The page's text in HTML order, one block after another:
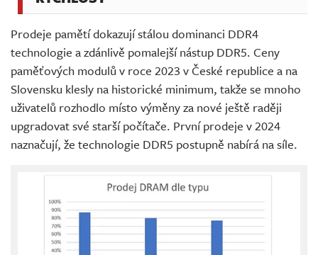
Prodeje pamětí dokazují stálou dominanci DDR4
technologie a zdánlivě pomalejší nástup DDR5. Ceny
paměťových modulů v roce 2023 v České republice a na
Slovensku klesly na historické minimum, takže se mnoho
uživatelů rozhodlo místo výměny za nové ještě raději
upgradovat své starší počítače. První prodeje v 2024
naznačují, že technologie DDR5 postupně nabírá na síle.